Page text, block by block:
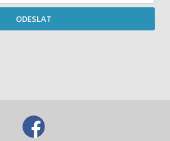
ODESLAT